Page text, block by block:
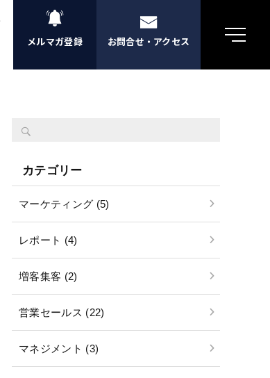
メルマガ登録 お問合せ・アクセス
カテゴリー
マーケティング (5)
レポート (4)
増客集客 (2)
営業セールス (22)
マネジメント (3)